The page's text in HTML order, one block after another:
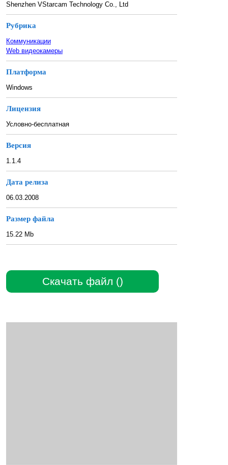
Shenzhen VStarcam Technology Co., Ltd
Рубрика
Коммуникации
Web видеокамеры
Платформа
Windows
Лицензия
Условно-бесплатная
Версия
1.1.4
Дата релиза
06.03.2008
Размер файла
15.22 Mb
Скачать файл ()